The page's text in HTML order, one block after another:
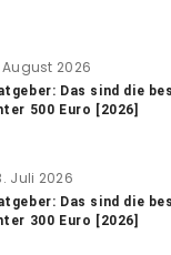
August 2026
Das sind die
500 Euro [2026]
Juli 2026
Das sind die
300 Euro [2026]